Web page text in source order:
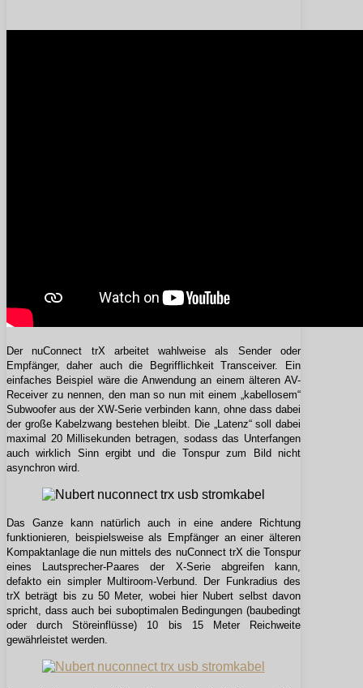
Der nuConnect trX arbeitet wahlweise als Sender oder
Empfänger, daher auch die Begrifflichkeit Transceiver. Ein
einfaches Beispiel wäre die Anwendung an einem älteren AV-
Receiver zu nennen, den man so nun mit einem „kabellosem“
Subwoofer aus der XW-Serie verbinden kann, ohne dass dabei
der große Kabelzwang bestehen bleibt. Die „Latenz“ soll dabei
maximal 20 Millisekunden betragen, sodass das Unterfangen
auch wirklich Sinn ergibt und die Tonspur zum Bild nicht
asynchron wird.
Das Ganze kann natürlich auch in eine andere Richtung
funktionieren, beispielsweise als Empfänger an einer älteren
Kompaktanlage die nun mittels des nuConnect trX die Tonspur
eines Lautsprecher-Paares der X-Serie abgreifen kann,
defakto ein simpler Multiroom-Verbund. Der Funkradius des
trX beträgt bis zu 50 Meter, wobei hier Nubert selbst davon
spricht, dass auch bei suboptimalen Bedingungen (baubedingt
oder durch Störeinflüsse) 10 bis 15 Meter Reichweite
gewährleistet werden.